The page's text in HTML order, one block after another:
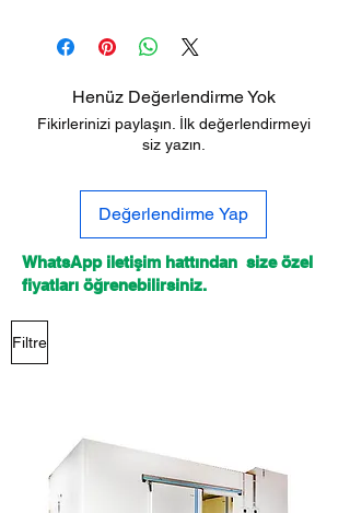
Henüz Değerlendirme Yok
Fikirlerinizi paylaşın. İlk değerlendirmeyi
siz yazın.
Değerlendirme Yap
WhatsApp iletişim hattından size özel
fiyatları öğrenebilirsiniz.
Filtre